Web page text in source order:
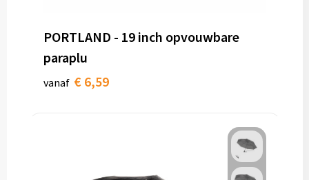
PORTLAND - 19 inch opvouwbare
paraplu
vanaf € 6,59